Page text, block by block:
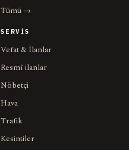
Tümü →
SERVIS
Vefat & İlanlar
Resmî ilanlar
Nöbetçi
Hava
Trafik
Kesintiler